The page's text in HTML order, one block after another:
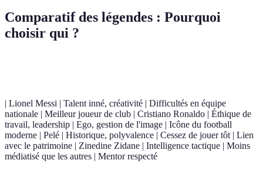
Comparatif des légendes : Pourquoi
choisir qui ?
| Lionel Messi | Talent inné, créativité | Difficultés en équipe
nationale | Meilleur joueur de club | Cristiano Ronaldo | Éthique de
travail, leadership | Ego, gestion de l'image | Icône du football
moderne | Pelé | Historique, polyvalence | Cessez de jouer tôt | Lien
avec le patrimoine | Zinedine Zidane | Intelligence tactique | Moins
médiatisé que les autres | Mentor respecté